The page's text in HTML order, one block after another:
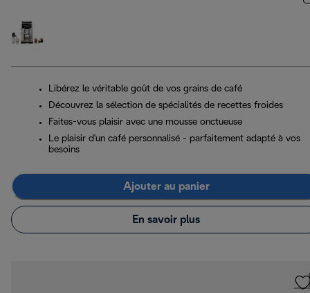
Libérez le véritable goût de vos grains de café
Découvrez la sélection de spécialités de recettes froides
Faites-vous plaisir avec une mousse onctueuse
Le plaisir d'un café personnalisé - parfaitement adapté à vos
besoins
Ajouter au panier
En savoir plus